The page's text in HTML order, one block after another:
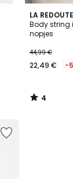
LA
Body string
nopjes
44,99 €
22,49 € -
4
/
5
4
/